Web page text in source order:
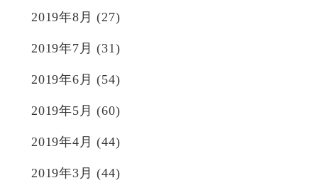
2019年8月 (27)
2019年7月 (31)
2019年6月 (54)
2019年5月 (60)
2019年4月 (44)
2019年3月 (44)